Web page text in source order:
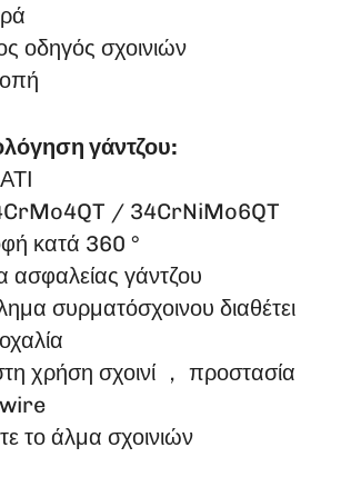
οδηγός σχοινιών
γάντζου:
/ 34CrNiMo6QT
κατά 360 °
ασφαλείας γάντζου
συρματόσχοινου διαθέτει
χρήση σχοινί ， προστασία
wire
το άλμα σχοινιών